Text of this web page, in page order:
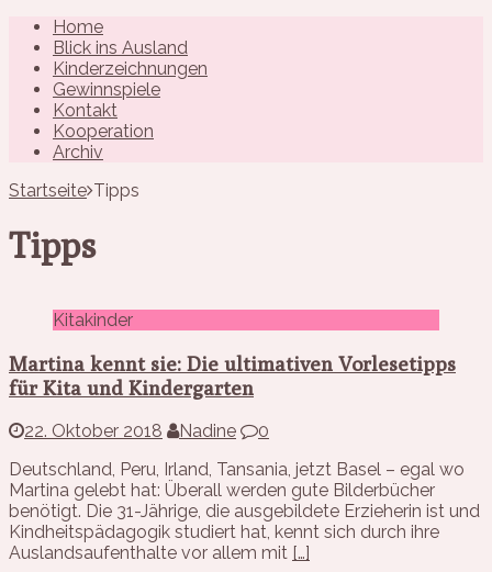
Home
Blick ins Ausland
Kinderzeichnungen
Gewinnspiele
Kontakt
Kooperation
Archiv
Startseite Tipps
Tipps
Kitakinder
Martina kennt sie: Die ultimativen Vorlesetipps
für Kita und Kindergarten
22. Oktober 2018 Nadine
0
Deutschland, Peru, Irland, Tansania, jetzt Basel – egal wo
Martina gelebt hat: Überall werden gute Bilderbücher
benötigt. Die 31-Jährige, die ausgebildete Erzieherin ist und
Kindheitspädagogik studiert hat, kennt sich durch ihre
Auslandsaufenthalte vor allem mit […]